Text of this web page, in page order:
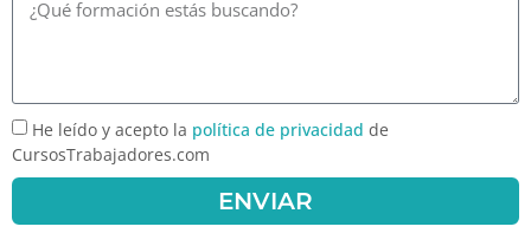
He leído y acepto la política de privacidad de
CursosTrabajadores.com
ENVIAR